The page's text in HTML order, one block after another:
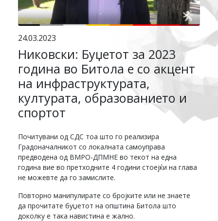
24.03.2023
Никовски: Буџетот за 2023
година во Битола е со акцент
на инфраструктурата,
културата, образованието и
спортот
Почитувани од СДС тоа што го реализира
Градоначалникот со локалната самоуправа
предводена од ВМРО-ДПМНЕ во текот на една
година вие во претходните 4 години стоејќи на глава
не можевте да го замислите.
Повторно манипулирате со бројките или не знаете
да прочитате буџетот на општина Битола што
доколку е така навистина е жално.